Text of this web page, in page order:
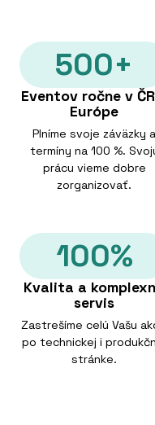
500+
Eventov ročne v
Európe
Plníme svoje záväzky a
termíny na 100 %.
prácu vieme dobre
zorganizovať.
100%
Kvalita a
servis
Zastrešíme celú Vašu
po technickej i
stránke.